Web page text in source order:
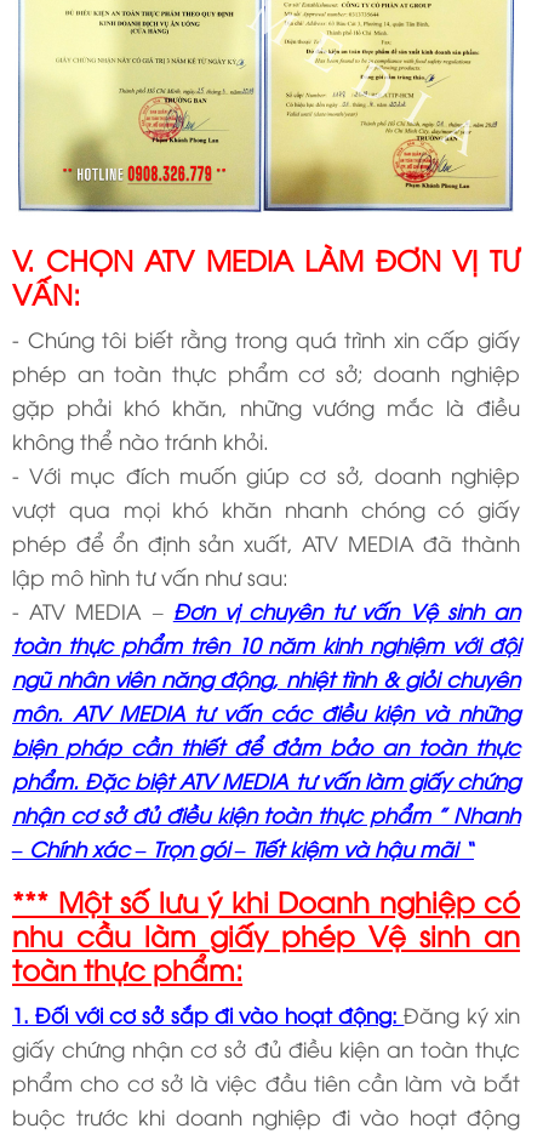
V. CHỌN ATV MEDIA LÀM ĐƠN VỊ TƯ
VẤN:
- Chúng tôi biết rằng trong quá trình xin cấp giấy
phép an toàn thực phẩm cơ sở; doanh nghiệp
gặp phải khó khăn, những vướng mắc là điều
không thể nào tránh khỏi.
- Với mục đích muốn giúp cơ sở, doanh nghiệp
vượt qua mọi khó khăn nhanh chóng có giấy
phép để ổn định sản xuất, ATV MEDIA đã thành
lập mô hình tư vấn như sau:
- ATV MEDIA – Đơn vị chuyên tư vấn Vệ sinh an
toàn thực phẩm trên 10 năm kinh nghiệm với đội
ngũ nhân viên năng động, nhiệt tình & giỏi chuyên
môn. ATV MEDIA tư vấn các điều kiện và những
biện pháp cần thiết để đảm bảo an toàn thực
phẩm. Đặc biệt ATV MEDIA tư vấn làm giấy chứng
nhận cơ sở đủ điều kiện toàn thực phẩm ” Nhanh
– Chính xác – Trọn gói – Tiết kiệm và hậu mãi “
*** Một số lưu ý khi Doanh nghiệp có
nhu cầu làm giấy phép Vệ sinh an
toàn thực phẩm:
1. Đối với cơ sở sắp đi vào hoạt động:Đăng ký xin
giấy chứng nhận cơ sở đủ điều kiện an toàn thực
phẩm cho cơ sở là việc đầu tiên cần làm và bắt
buộc trước khi doanh nghiệp đi vào hoạt động